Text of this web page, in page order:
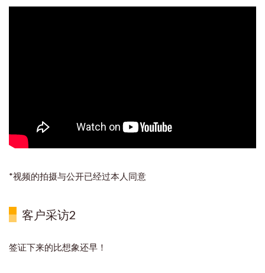
*视频的拍摄与公开已经过本人同意
客户采访2
签证下来的比想象还早！